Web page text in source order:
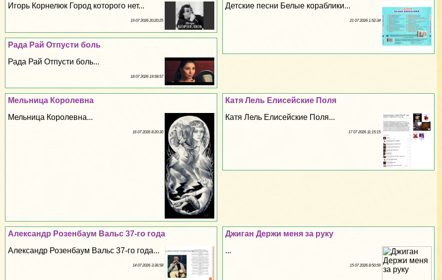
Детские песни Белые кораблики...
21 07 2026 1:52:34
Игорь Корнелюк Город которого нет...
19 07 2026 20:20:25
Рада Рай Отпусти боль
Рада Рай Отпусти боль...
18 07 2026 19:58:57
Катя Лель Елисейские Поля
Катя Лель Елисейские Поля...
17 07 2026 11:15:15
Мельница Королевна
Мельница Королевна...
16 07 2026 8:20:30
Джиган Держи меня за руку
...
15 07 2026 8:50:59
Александр Розенбаум Вальс 37-го года
Александр Розенбаум Вальс 37-го года...
14 07 2026 3:36:58